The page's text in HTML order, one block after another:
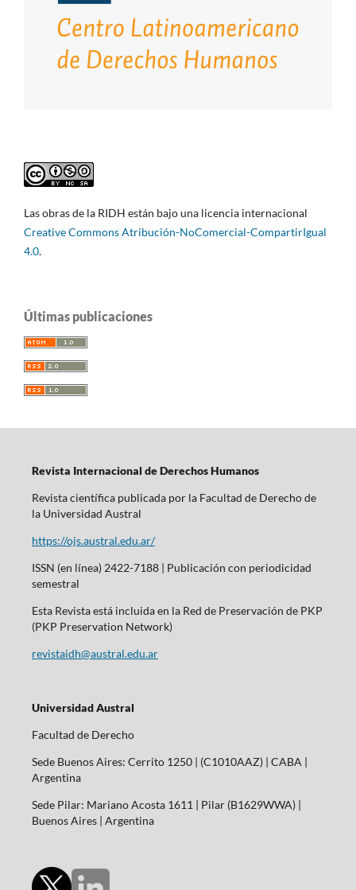
Las obras de la RIDH están bajo una licencia internacional
Creative Commons Atribución-NoComercial-CompartirIgual
4.0.
Últimas publicaciones
Revista Internacional de Derechos Humanos
Revista científica publicada por la Facultad de Derecho de
la Universidad Austral
https://ojs.austral.edu.ar/
ISSN (en línea) 2422-7188 | Publicación con periodicidad
semestral
Esta Revista está incluida en la Red de Preservación de PKP
(PKP Preservation Network)
revistaidh@austral.edu.ar
Universidad Austral
Facultad de Derecho
Sede Buenos Aires: Cerrito 1250 | (C1010AAZ) | CABA |
Argentina
Sede Pilar: Mariano Acosta 1611 | Pilar (B1629WWA) |
Buenos Aires | Argentina